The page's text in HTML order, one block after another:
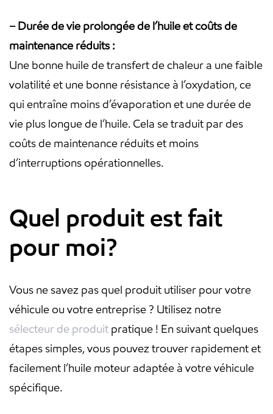
– Durée de vie prolongée de l’huile et coûts de
maintenance réduits :
Une bonne huile de transfert de chaleur a une faible
volatilité et une bonne résistance à l’oxydation, ce
qui entraîne moins d’évaporation et une durée de
vie plus longue de l’huile. Cela se traduit par des
coûts de maintenance réduits et moins
d’interruptions opérationnelles.
Quel produit est fait
pour moi?
Vous ne savez pas quel produit utiliser pour votre
véhicule ou votre entreprise ? Utilisez notre
sélecteur de produit pratique ! En suivant quelques
étapes simples, vous pouvez trouver rapidement et
facilement l’huile moteur adaptée à votre véhicule
spécifique.